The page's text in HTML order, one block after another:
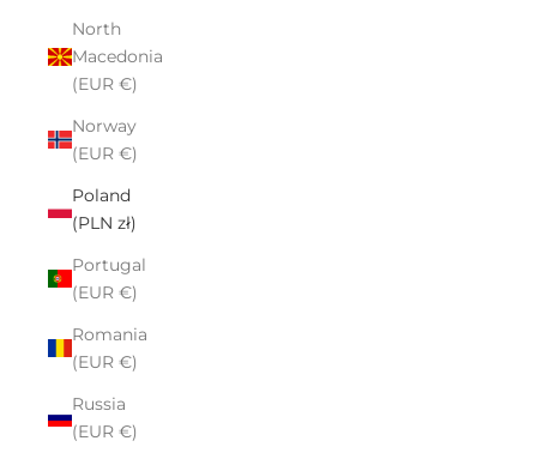
North
Macedonia
(EUR €)
Norway
(EUR €)
Poland
(PLN zł)
Portugal
(EUR €)
Romania
(EUR €)
Russia
(EUR €)